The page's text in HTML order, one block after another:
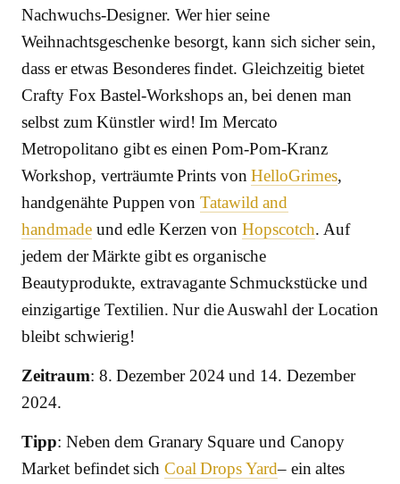
Nachwuchs-Designer. Wer hier seine
Weihnachtsgeschenke besorgt, kann sich sicher sein,
dass er etwas Besonderes findet. Gleichzeitig bietet
Crafty Fox Bastel-Workshops an, bei denen man
selbst zum Künstler wird! Im Mercato
Metropolitano gibt es einen Pom-Pom-Kranz
Workshop, verträumte Prints vonHelloGrimes,
handgenähte Puppen von Tatawild and
handmade und edle Kerzen vonHopscotch. Auf
jedem der Märkte gibt es organische
Beautyprodukte, extravagante Schmuckstücke und
einzigartige Textilien. Nur die Auswahl der Location
bleibt schwierig!
Zeitraum: 8. Dezember 2024 und 14. Dezember
2024.
Tipp: Neben dem Granary Square und Canopy
Market befindet sich Coal Drops Yard– ein altes